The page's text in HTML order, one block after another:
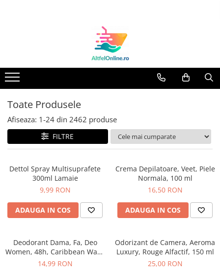
Produse Cosmetice Premium
Reducere 20% la achizitionarea a
minimum 3 produse identice
Oferte
Balsam Rufe
Odorizant Textile Spray
Perle Parfumate
Capsule si Tablete pentru Masina
Detergent Capsule
Detergent Lichid
Detergent Pudra Manual
Toate Produsele
Afiseaza: 1-24 din 2462 produse
FILTRE
Dettol Spray Multisuprafete
300ml Lamaie
9,99 RON
ADAUGA IN COS
Crema Depilatoare, Veet, Piele
Normala, 100 ml
16,50 RON
ADAUGA IN COS
Deodorant Dama, Fa, Deo
Women, 48h, Caribbean Wave
Lemon, Spray, 150 ml
14,99 RON
Odorizant de Camera, Aeroma
Luxury, Rouge Alfactif, 150 ml
25,00 RON